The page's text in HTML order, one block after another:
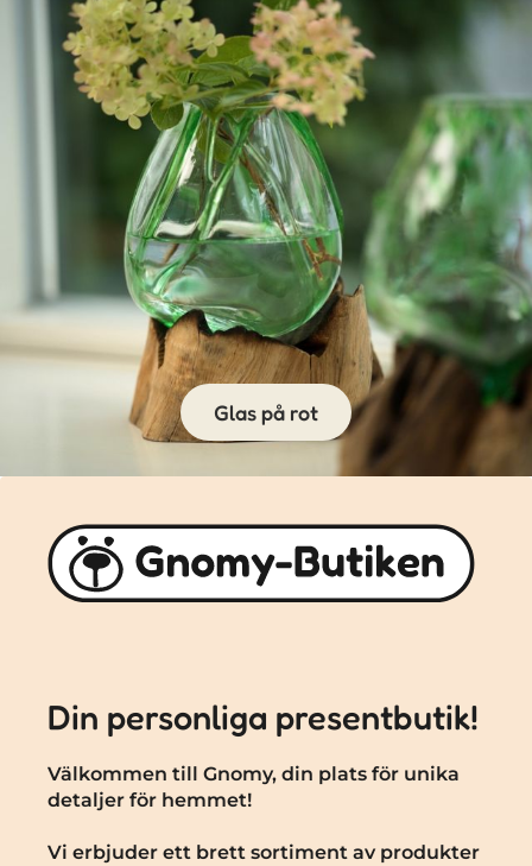
Glas på rot
Din personliga presentbutik!
Välkommen till Gnomy, din plats för unika
detaljer för hemmet!
Vi erbjuder ett brett sortiment av produkter